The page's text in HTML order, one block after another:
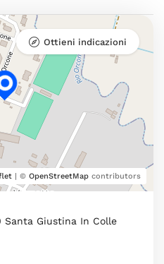
| © OpenStreetMap contributors
Ottieni indicazioni
Santa Giustina In Colle